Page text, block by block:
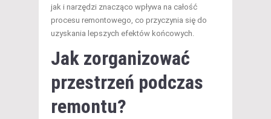
jak i narzędzi znacząco wpływa na całość
procesu remontowego, co przyczynia się do
uzyskania lepszych efektów końcowych.
Jak zorganizować
przestrzeń podczas
remontu?